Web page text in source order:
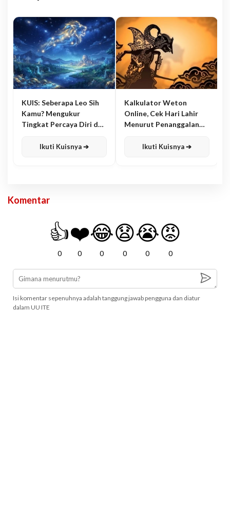
KUIS: Seberapa Leo Sih
Kamu? Mengukur
Tingkat Percaya Diri dan
Ikuti Kuisnya ➔
Kalkulator Weton
Online, Cek Hari Lahir
Menurut Penanggalan
Ikuti Kuisnya ➔
Komentar
👍
0
❤️
0
😂
0
😧
0
😭
0
😡
0
Isi komentar sepenuhnya adalah tanggung jawab pengguna dan diatur
dalam UU ITE